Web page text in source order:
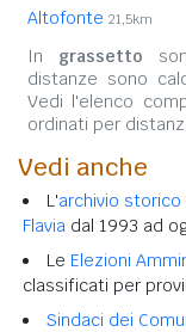
Altofonte 21,5km
In grassetto
distanze sono
Vedi l'elenco
ordinati per
Vedi anche
L'archivio
Flavia dal 1993 ad
Le Elezioni
classificati per
Sindaci dei